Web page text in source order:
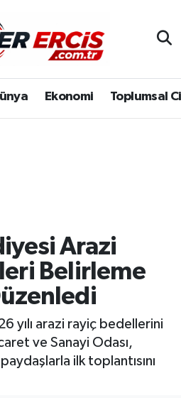
Ekonomi Toplumsal
Arazi
Belirleme
yılı arazi rayiç bedellerini
ve Sanayi Odası,
ilk toplantısını